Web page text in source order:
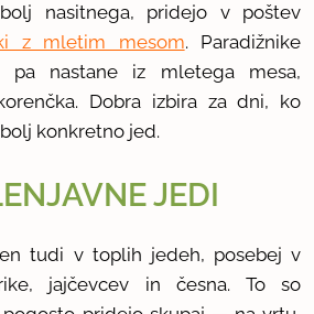
nasitnega, pridejo v poštev
z mletim mesom. Paradižnike
pa nastane iz mletega mesa,
Dobra izbira za dni, ko
konkretno jed.
JEDI
tudi v toplih jedeh, posebej v
jajčevcev in česna. To so